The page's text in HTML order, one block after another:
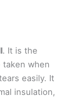
. It is the
taken when
easily. It
insulation,